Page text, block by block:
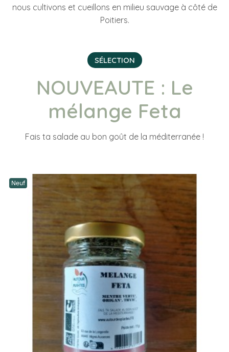
nous cultivons et cueillons en milieu sauvage à côté de
Poitiers.
SÉLECTION
NOUVEAUTE : Le
mélange Feta
Fais ta salade au bon goût de la méditerranée !
Neuf